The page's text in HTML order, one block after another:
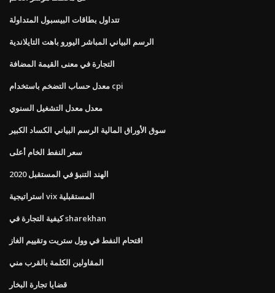
تتداول بطاقات البيسبول المتداولة
الرسم البياني المباشر اليورو باهت التايلاندية
التجارة في معنى القيمة المضافة
معدل حساب التضخم باستخدام cpi
معدل معدل التشغيل السنوي
سوق الأوراق المالية الرسم البياني الكساد الكبير
سعر النفط الخام أعلى
الهند التنبؤ في المستقبل 2020
استراتيجية vix المستقبلية
كيفية التجارة في sharekhan
اقتحام النفط في وول ستريت وتقييم الغاز
المقاولين الكلمة بالقرب مني
قضايا تجارة البخار